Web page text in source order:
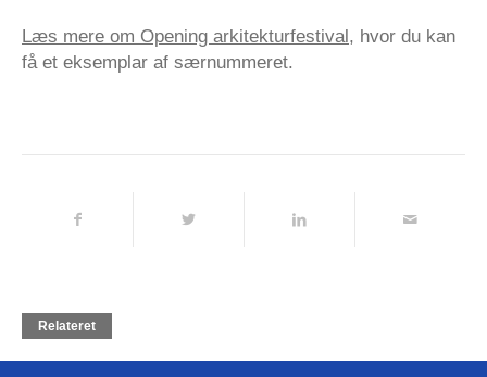
Læs mere om Opening arkitekturfestival, hvor du kan
få et eksemplar af særnummeret.
Relateret